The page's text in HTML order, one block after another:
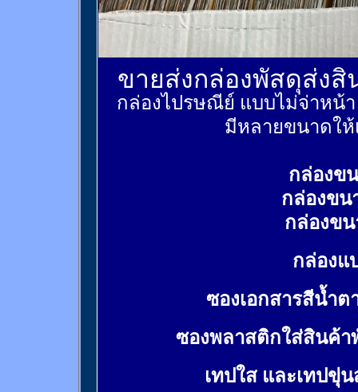
ขายส่งกล่องพัสดุส่ง
กล่องไปรษณีย์ แบบไม่จ่าหน้
มีหลายขนาดให้
กล่องข
กล่องขน
กล่องข
กล่องแ
ซองเอกสารสีน้ำต
ซองพลาสติกใส่สินค้า
เทปใส และเทปขุ่